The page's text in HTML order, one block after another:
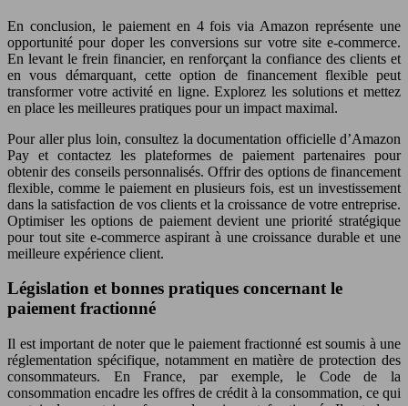
En conclusion, le paiement en 4 fois via Amazon représente une
opportunité pour doper les conversions sur votre site e-commerce.
En levant le frein financier, en renforçant la confiance des clients et
en vous démarquant, cette option de financement flexible peut
transformer votre activité en ligne. Explorez les solutions et mettez
en place les meilleures pratiques pour un impact maximal.
Pour aller plus loin, consultez la documentation officielle d’Amazon
Pay et contactez les plateformes de paiement partenaires pour
obtenir des conseils personnalisés. Offrir des options de financement
flexible, comme le paiement en plusieurs fois, est un investissement
dans la satisfaction de vos clients et la croissance de votre entreprise.
Optimiser les options de paiement devient une priorité stratégique
pour tout site e-commerce aspirant à une croissance durable et une
meilleure expérience client.
Législation et bonnes pratiques concernant le
paiement fractionné
Il est important de noter que le paiement fractionné est soumis à une
réglementation spécifique, notamment en matière de protection des
consommateurs. En France, par exemple, le Code de la
consommation encadre les offres de crédit à la consommation, ce qui